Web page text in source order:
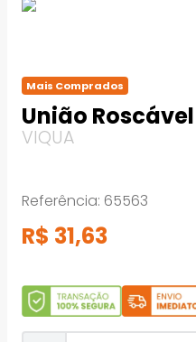
Mais Comprados
União Roscável
VIQUA
Referência: 65563
R$ 31,63